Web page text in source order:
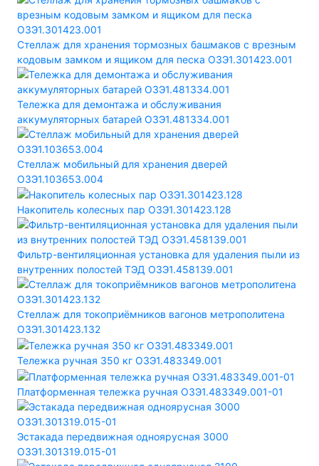
Стеллаж для хранения тормозных башмаков с врезным
кодовым замком и ящиком для песка ОЗЭ1.301423.001
Тележка для демонтажа и обслуживания
аккумуляторных батарей ОЗЭ1.481334.001
Стеллаж мобильный для хранения дверей
ОЗЭ1.103653.004
Накопитель колесных пар ОЗЭ1.301423.128
Фильтр-вентиляционная установка для удаления пыли из
внутренних полостей ТЭД ОЗЭ1.458139.001
Стеллаж для токоприёмников вагонов метрополитена
ОЗЭ1.301423.132
Тележка ручная 350 кг ОЗЭ1.483349.001
Платформенная тележка ручная ОЗЭ1.483349.001-01
Эстакада передвижная одноярусная 3000
ОЗЭ1.301319.015-01